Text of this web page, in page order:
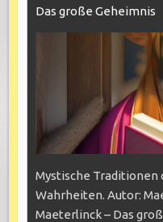
Das große Geheimnis
Mystische
Wahrheiten. Autor:
Maeterlinck – Das